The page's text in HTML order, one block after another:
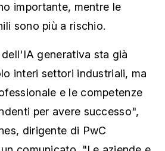
importante, mentre le
sono più a rischio.
generativa sta già
interi settori industriali, ma
e le competenze
per avere successo",
dirigente di PwC